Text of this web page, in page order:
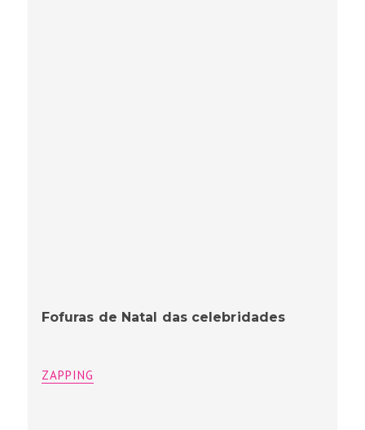
Fofuras de Natal das celebridades
ZAPPING